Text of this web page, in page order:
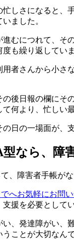
忙しさになると、
ました。
進むにつれて、そ
も繰り返してい
者さんから小さ
の後日報の欄にそ
何より、忙しい
日の一場面が、
型なら、障
て、障害者手帳が
へお気軽にお問
援を必要として
、発達障がい、
ことが大切なん